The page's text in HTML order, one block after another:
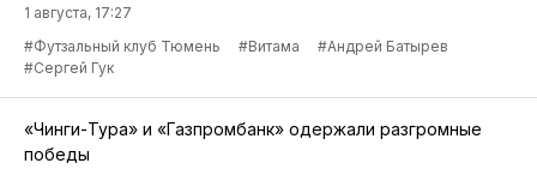
1 августа, 17:27
#Футзальный клуб Тюмень
#Витама
#Андрей Батырев
#Сергей Гук
«Чинги-Тура» и «Газпромбанк» одержали разгромные
победы